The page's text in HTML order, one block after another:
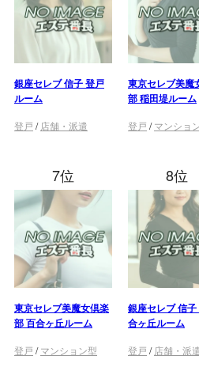
銀座セレブ 信子 登戸
ルーム
登戸 / 店舗・派遣
東京セレブ美魔
部 稲田堤ルーム
登戸 /マンショ
7位
東京セレブ美魔女倶楽
部 百合ヶ丘ルーム
登戸 /マンション型
8位
銀座セレブ 信
合ヶ丘ルーム
登戸 / 店舗・派